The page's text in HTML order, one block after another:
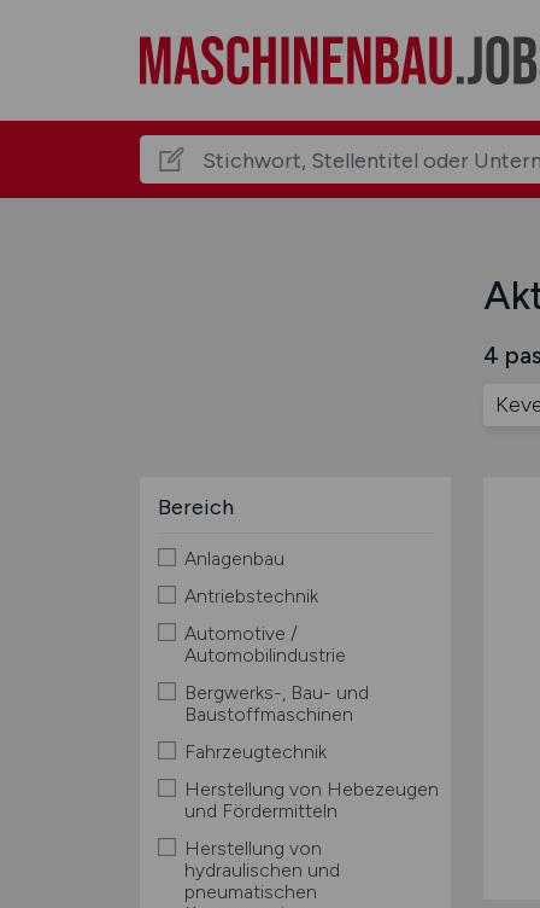
4
Bereich
Anlagenbau
Antriebstechnik
Automotive /
Automobilindustrie
Bergwerks-, Bau- und
Baustoffmaschinen
Fahrzeugtechnik
Herstellung von Hebezeugen
und Fördermitteln
Herstellung von
hydraulischen und
pneumatischen